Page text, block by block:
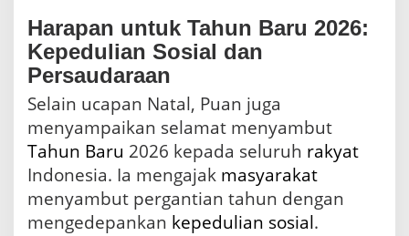
Harapan untuk Tahun Baru 2026:
Kepedulian Sosial dan
Persaudaraan
Selain ucapan Natal, Puan juga
menyampaikan selamat menyambut
Tahun Baru 2026 kepada seluruh rakyat
Indonesia. Ia mengajak masyarakat
menyambut pergantian tahun dengan
mengedepankan kepedulian sosial.